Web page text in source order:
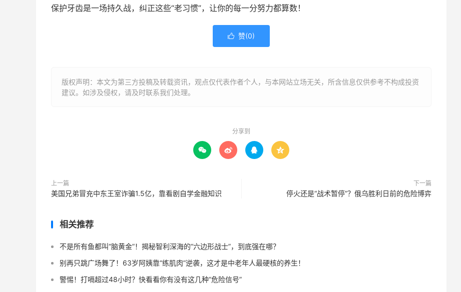
保护牙齿是一场持久战，纠正这些“老习惯”，让你的每一分努力都算数！
 赞(0)
版权声明：本文为第三方投稿及转载资讯，观点仅代表作者个人，与本网站立场无关，所含信息仅供参考不构成投资
建议。如涉及侵权，请及时联系我们处理。
分享到
   
上一篇
美国兄弟冒充中东王室诈骗1.5亿，靠看剧自学金融知识
下一篇
️ 停火还是“战术暂停”？俄乌胜利日前的危险博弈
相关推荐
不是所有鱼都叫“脑黄金”！揭秘智利深海的“六边形战士”，到底强在哪？
别再只跳广场舞了！63岁阿姨靠“练肌肉”逆袭，这才是中老年人最硬核的养生！
警惕！打嗝超过48小时？快看看你有没有这几种“危险信号”️